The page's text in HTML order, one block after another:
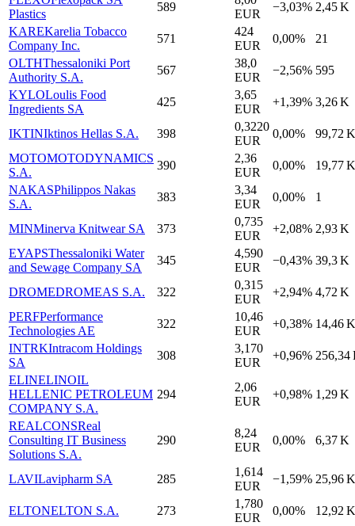
Plastics
589
EUR
−3,03% 2,45 K
KAREKarelia Tobacco
Company Inc.
571
424
EUR
0,00%
21
OLTHThessaloniki Port
Authority S.A.
567
38,0
EUR
−2,56% 595
KYLOLoulis Food
Ingredients SA
425
3,65
EUR
+1,39% 3,26 K
IKTINIktinos Hellas S.A. 398
0,3220
EUR
0,00%
99,72 K
MOTOMOTODYNAMICS
S.A.
390
2,36
EUR
0,00%
19,77 K
NAKASPhilippos Nakas
S.A.
383
3,34
EUR
0,00% 1
MINMinerva Knitwear SA 373
0,735
EUR
+2,08% 2,93 K
EYAPSThessaloniki Water
and Sewage Company SA
345
4,590
EUR
−0,43% 39,3 K
DROMEDROMEAS S.A. 322
0,315
EUR
+2,94% 4,72 K
PERFPerformance
Technologies AE
322
10,46
EUR
+0,38% 14,46 K
INTRKIntracom Holdings
SA
308
3,170
EUR
+0,96% 256,34
ELINELINOIL
HELLENIC PETROLEUM
COMPANY S.A.
294
2,06
EUR
+0,98% 1,29 K
REALCONSReal
Consulting IT Business
Solutions S.A.
290
8,24
EUR
0,00% 6,37 K
LAVILavipharm SA 285
1,614
EUR
−1,59% 25,96 K
ELTONELTON S.A. 273
1,780
EUR
0,00%
12,92 K